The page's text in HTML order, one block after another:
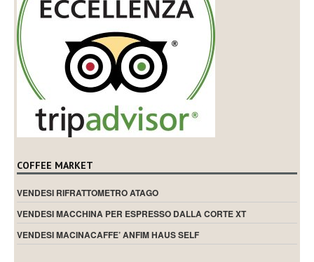
COFFEE MARKET
VENDESI RIFRATTOMETRO ATAGO
VENDESI MACCHINA PER ESPRESSO DALLA CORTE XT
VENDESI MACINACAFFE’ ANFIM HAUS SELF